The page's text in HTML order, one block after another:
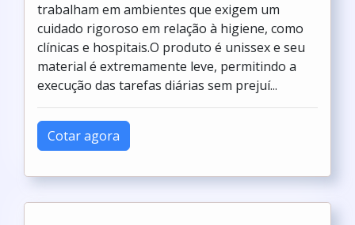
trabalham em ambientes que exigem um
cuidado rigoroso em relação à higiene, como
clínicas e hospitais.O produto é unissex e seu
material é extremamente leve, permitindo a
execução das tarefas diárias sem prejuí...
Cotar agora